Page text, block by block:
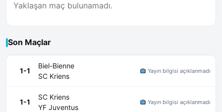
Yaklaşan maç bulunamadı.
Son Maçlar
1-1
Biel-Bienne
SC Kriens
Yayın bilgisi açıklanmadı
1-1
SC Kriens
YF Juventus
Yayın bilgisi açıklanmadı